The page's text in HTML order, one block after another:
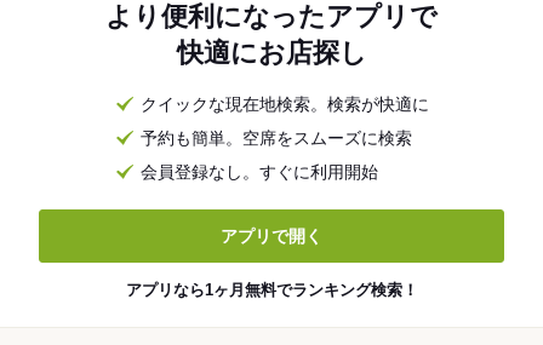
より便利になったアプリで
快適にお店探し
クイックな現在地検索。検索が快適に
予約も簡単。空席をスムーズに検索
会員登録なし。すぐに利用開始
アプリで開く
アプリなら1ヶ月無料でランキング検索！